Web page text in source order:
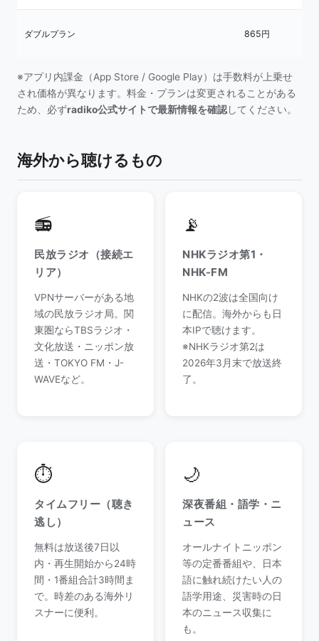
ダブルプラン 865円
※アプリ内課金（App Store / Google Play）は手数料が上乗せ
され価格が異なります。料金・プランは変更されることがある
ため、必ずradiko公式サイトで最新情報を確認してください。
海外から聴けるもの
📻
民放ラジオ（接続エ
リア）
VPNサーバーがある地
域の民放ラジオ局。関
東圏ならTBSラジオ・
文化放送・ニッポン放
送・TOKYO FM・J-
WAVEなど。
📡
NHKラジオ第1・
NHK-FM
NHKの2波は全国向け
に配信。海外からも日
本IPで聴けます。
※NHKラジオ第2は
2026年3月末で放送終
了。
⏱️
タイムフリー（聴き
逃し）
無料は放送後7日以
内・再生開始から24時
間・1番組合計3時間ま
で。時差のある海外リ
スナーに便利。
🌙
深夜番組・語学・ニ
ュース
オールナイトニッポン
等の定番番組や、日本
語に触れ続けたい人の
語学用途、災害時の日
本のニュース収集に
も。